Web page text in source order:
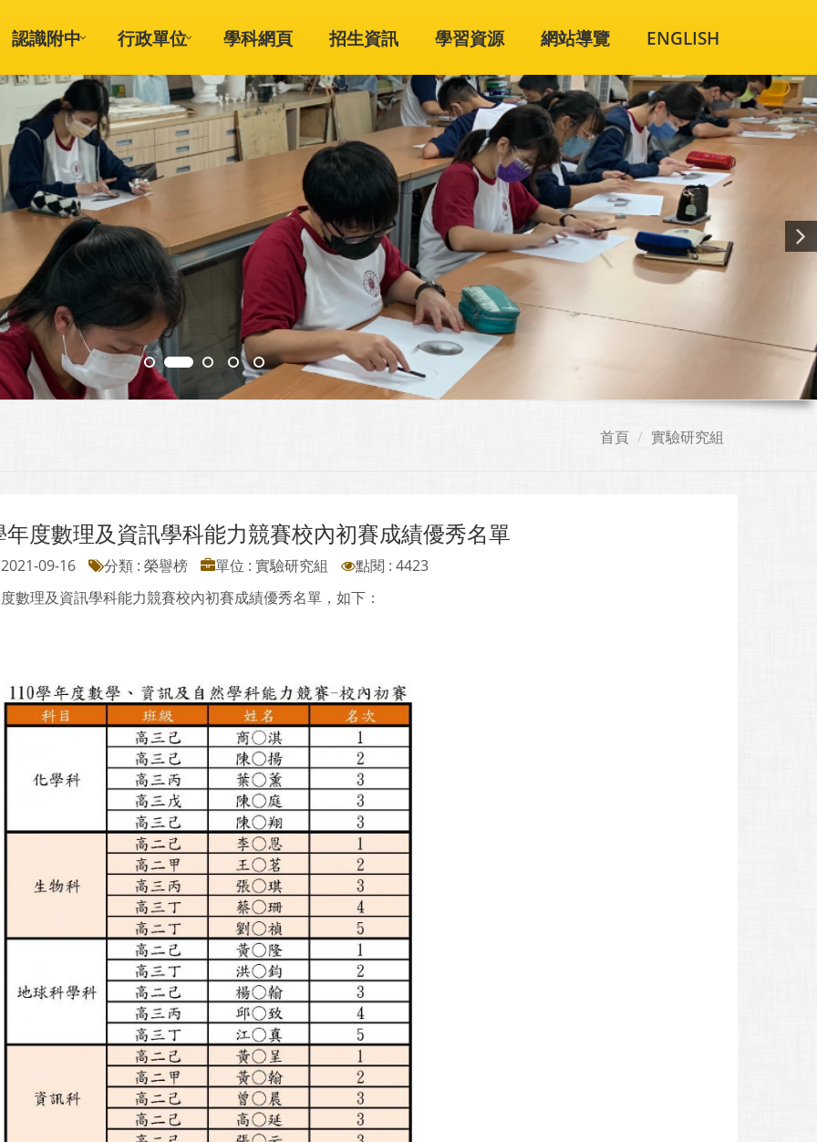
認識附中 行政單位 學科網頁 招生資訊 學習資源 網站導覽 ENGLISH
首頁 實驗研究組
度數理及資訊學科能力競賽校內初賽成績優秀名單
09-16 分類 : 榮譽榜 單位 : 實驗研究組
點閱 : 4423
數理及資訊學科能力競賽校內初賽成績優秀名單，如下：